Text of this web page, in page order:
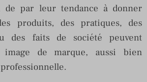
de par leur tendance à donner
produits, des pratiques, des
des faits de société peuvent
de marque, aussi bien